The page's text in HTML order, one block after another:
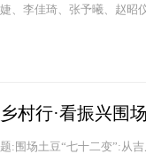
婕、李佳琦、张予曦、赵昭
乡村行·看振兴围
题:围场土豆“七十二变”:从